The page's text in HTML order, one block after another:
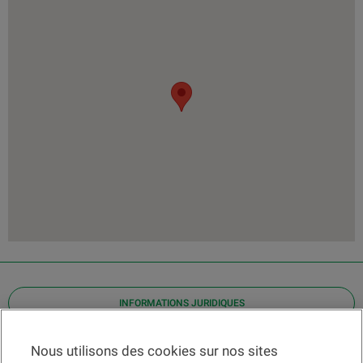
INFORMATIONS JURIDIQUES
Contact
Nous utilisons des cookies sur nos sites